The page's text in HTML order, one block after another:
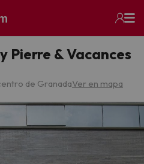
Pierre & Vacances
de GranadaVer en mapa